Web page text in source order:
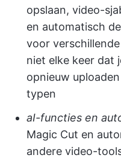
opslaan, video-
en automatisch
voor
niet elke keer dat
opnieuw
typen
aI-functies en
Magic Cut en
andere video-